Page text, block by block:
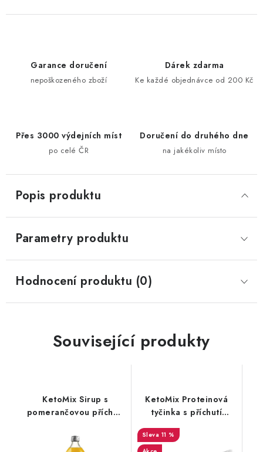
Garance doručení
nepoškozeného zboží
Dárek zdarma
Ke každé objednávce od 200 Kč
Přes 3000 výdejních míst
po celé ČR
Doručení do druhého dne
na jakékoliv místo
Popis produktu
Parametry produktu
Hodnocení produktu (0)
Související produkty
KetoMix Sirup s
pomerančovou příchutí
porcí)
KetoMix Proteinová
tyčinka s příchutí
jahody 40 g
11 %